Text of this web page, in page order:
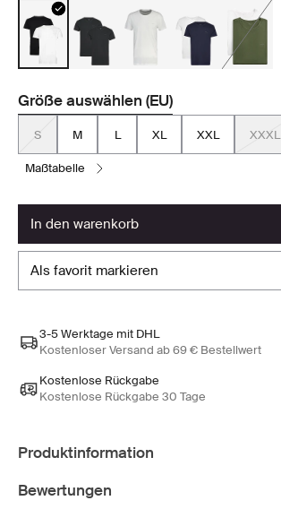
Größe auswählen (EU)
S M L XL XXL XXXL
maßtabelle
in den warenkorb
als favorit markieren
3-5 Werktage mit DHL
Kostenloser Versand ab 69 € Bestellwert
Kostenlose Rückgabe
Kostenlose Rückgabe 30 Tage
Produktinformation
Bewertungen